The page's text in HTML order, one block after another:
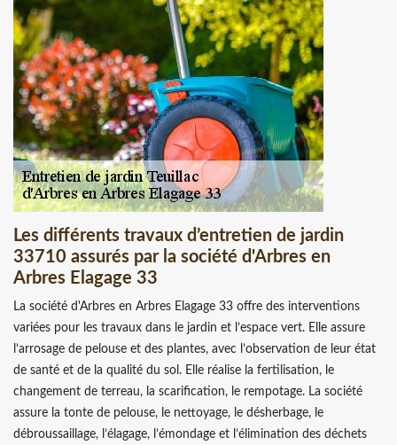
Les différents travaux d’entretien de jardin
33710 assurés par la société d'Arbres en
Arbres Elagage 33
La société d'Arbres en Arbres Elagage 33 offre des interventions
variées pour les travaux dans le jardin et l’espace vert. Elle assure
l’arrosage de pelouse et des plantes, avec l’observation de leur état
de santé et de la qualité du sol. Elle réalise la fertilisation, le
changement de terreau, la scarification, le rempotage. La société
assure la tonte de pelouse, le nettoyage, le désherbage, le
débroussaillage, l’élagage, l’émondage et l’élimination des déchets